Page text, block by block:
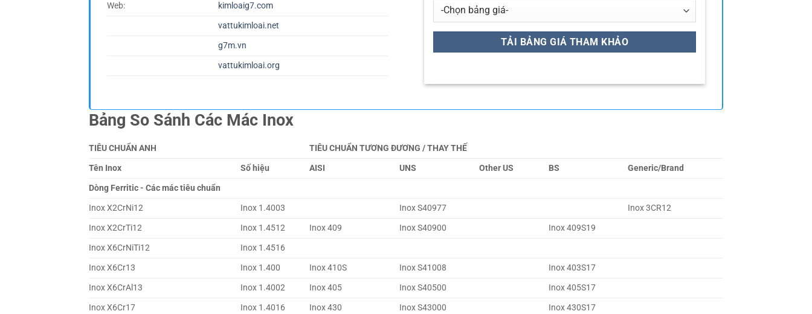
Web:
kimloaig7.com
vattukimloai.net
g7m.vn
vattukimloai.org
Bảng So Sánh Các Mác Inox
TIÊU CHUẨN ANH
TIÊU CHUẨN TƯƠNG ĐƯƠNG / THAY THẾ
Tên Inox
Số hiệu AISI UNS Other US BS
Generic/Brand
Dòng Ferritic - Các mác tiêu chuẩn
Inox X2CrNi12
Inox 1.4003 Inox S40977
Inox 3CR12
Inox X2CrTi12
Inox 1.4512 Inox 409 Inox S40900
Inox 409S19
Inox X6CrNiTi12
Inox 1.4516
Inox X6Cr13
Inox 1.400 Inox 410S Inox S41008
Inox 403S17
Inox X6CrAl13
Inox 1.4002 Inox 405 Inox S40500
Inox 405S17
Inox X6Cr17
Inox 1.4016 Inox 430 Inox S43000
Inox 430S17